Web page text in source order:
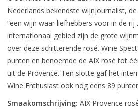
Nederlands bekendste wijnjournalist,
“een wijn waar liefhebbers voor in de rij
internationaal gebied zijn de grote
over deze schitterende rosé. Wine
punten en benoemde de AIX rosé tot
uit de Provence. Ten slotte gaf het
Wine Enthusiast ook nog eens 89
Smaakomschrijving: AIX Provence